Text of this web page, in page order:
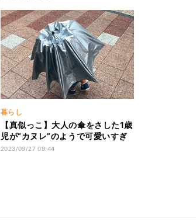
暮らし
【真似っこ】大人の傘をさした1歳
児が“カヌレ”のようで可愛いすぎ
ると話題に!「なんてかわいいの」
2023/09/27 09:44